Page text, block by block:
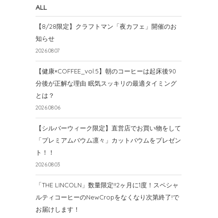
ALL
【8/28限定】クラフトマン「夜カフェ」開催のお
知らせ
2026.08.07
【健康×COFFEE_vol.5】朝のコーヒーは起床後90
分後が正解な理由 眠気スッキリの最適タイミング
とは？
2026.08.06
【シルバーウィーク限定】直営店でお買い物をして
「プレミアムバウム凛々」カットバウムをプレゼン
ト！！
2026.08.03
「THE LINCOLN」数量限定!!2ヶ月に1度！スペシャ
ルティコーヒーのNewCropをなくなり次第終了!で
お届けします！